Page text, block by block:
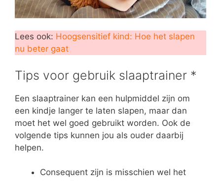
Lees ook: Hoogsensitief kind: Hoe het slapen
nu beter gaat
Tips voor gebruik slaaptrainer *
Een slaaptrainer kan een hulpmiddel zijn om
een kindje langer te laten slapen, maar dan
moet het wel goed gebruikt worden. Ook de
volgende tips kunnen jou als ouder daarbij
helpen.
Consequent zijn is misschien wel het